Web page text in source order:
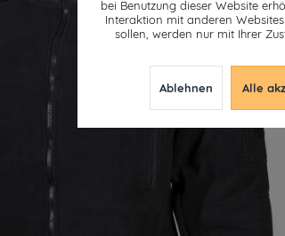
bei Benutzung dieser Website
Interaktion mit anderen
sollen, werden nur mit Ihrer
Ablehnen Alle